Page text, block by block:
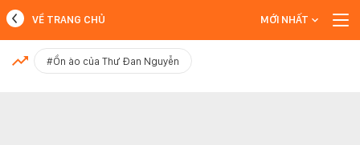
MỚI NHẤT
VỀ TRANG CHỦ MỚI NHẤT
#Ồn ào của Thư Đan Nguyễn